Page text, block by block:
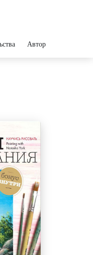
Авторы